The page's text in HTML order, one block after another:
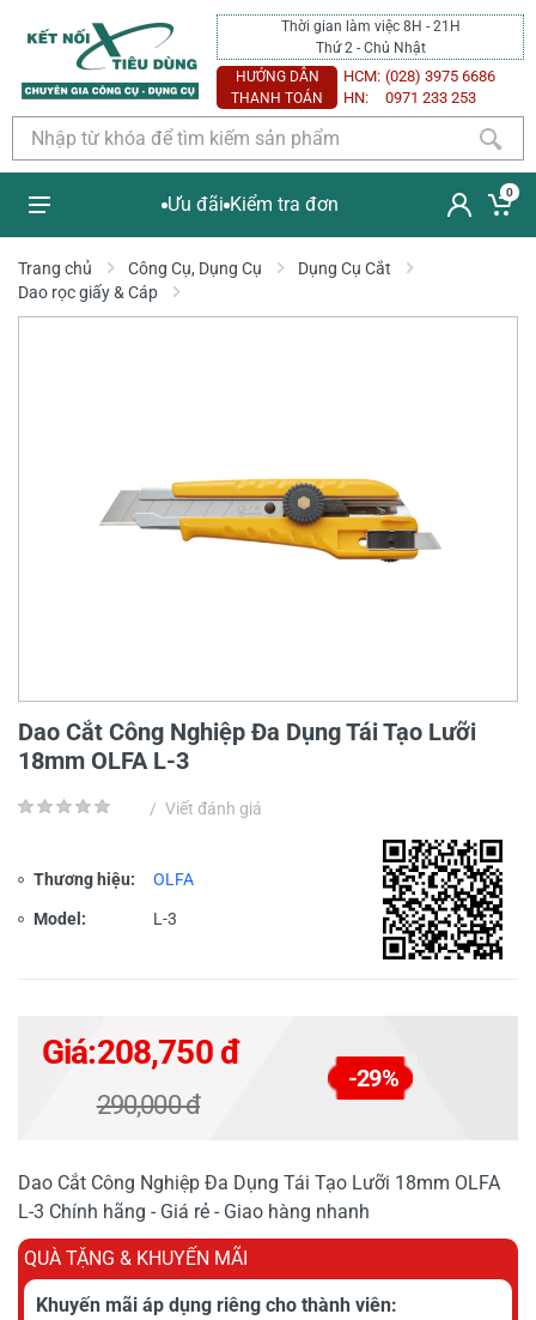
Thời gian làm việc 8H - 21H
Thứ 2 - Chủ Nhật
HƯỚNG DẪN
THANH TOÁN
HCM: (028) 3975 6686
HN:
0971 233 253
Ưu đãi Kiểm tra đơn
0
Trang chủ Công Cụ, Dụng Cụ
Dụng Cụ Cắt
Dao rọc giấy & Cáp
Dao Cắt Công Nghiệp Đa Dụng Tái Tạo Lưỡi
18mm OLFA L-3
/ Viết đánh giá
Thương hiệu: OLFA
Model: L-3
Giá:208,750 đ
290,000 đ
-29%
Dao Cắt Công Nghiệp Đa Dụng Tái Tạo Lưỡi 18mm OLFA
L-3 Chính hãng - Giá rẻ - Giao hàng nhanh
QUÀ TẶNG & KHUYẾN MÃI
Khuyến mãi áp dụng riêng cho thành viên: